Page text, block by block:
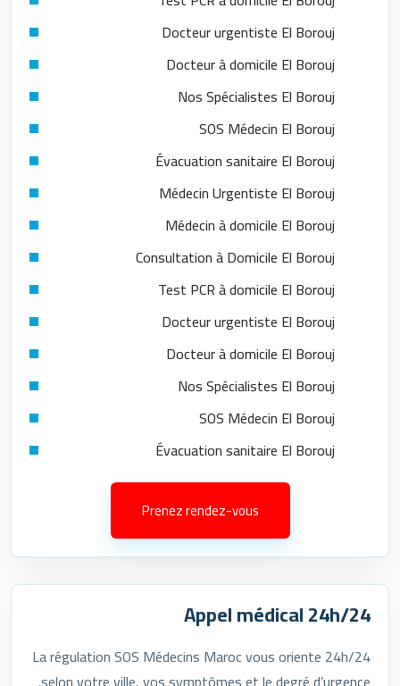
Docteur urgentiste El Borouj
Docteur à domicile El Borouj
Nos Spécialistes El Borouj
SOS Médecin El Borouj
Évacuation sanitaire El Borouj
Médecin Urgentiste El Borouj
Médecin à domicile El Borouj
Consultation à Domicile El Borouj
Test PCR à domicile El Borouj
Docteur urgentiste El Borouj
Docteur à domicile El Borouj
Nos Spécialistes El Borouj
SOS Médecin El Borouj
Évacuation sanitaire El Borouj
Prenez rendez-vous
Appel médical 24h/24
La régulation SOS Médecins Maroc vous oriente 24h/24